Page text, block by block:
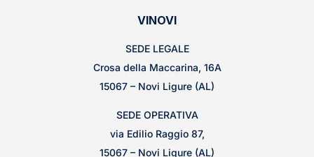
VINOVI
SEDE LEGALE
Crosa della Maccarina, 16A
15067 – Novi Ligure (AL)
SEDE OPERATIVA
via Edilio Raggio 87,
15067 – Novi Ligure (AL)